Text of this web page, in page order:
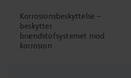
Korrosionsbeskyttelse –
beskytter
brændstofsystemet mod
korrosion